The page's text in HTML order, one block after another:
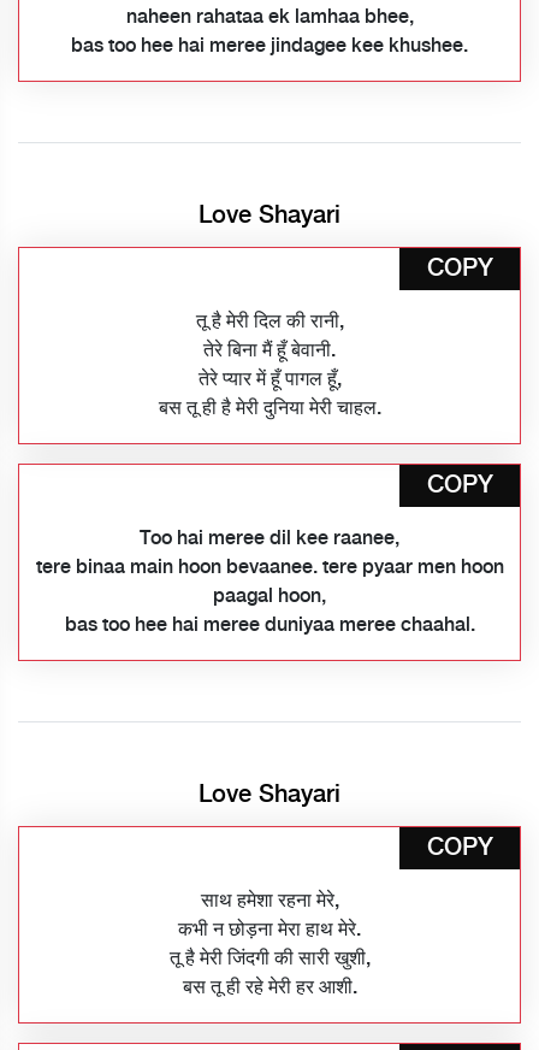
naheen rahataa ek lamhaa bhee,
bas too hee hai meree jindagee kee khushee.
Love Shayari
COPY
तू है मेरी दिल की रानी,
तेरे बिना मैं हूँ बेवानी.
तेरे प्यार में हूँ पागल हूँ,
बस तू ही है मेरी दुनिया मेरी चाहल.
COPY
Too hai meree dil kee raanee,
tere binaa main hoon bevaanee. tere pyaar men hoon
paagal hoon,
bas too hee hai meree duniyaa meree chaahal.
Love Shayari
COPY
साथ हमेशा रहना मेरे,
कभी न छोड़ना मेरा हाथ मेरे.
तू है मेरी जिंदगी की सारी खुशी,
बस तू ही रहे मेरी हर आशी.